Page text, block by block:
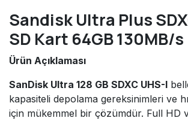
Sandisk Ultra Plus
SD Kart 64GB 130MB/s
Ürün Açıklaması
SanDisk Ultra 128 GB SDXC UHS-I
kapasiteli depolama gereksinimleri ve
için mükemmel bir çözümdür. Full HD